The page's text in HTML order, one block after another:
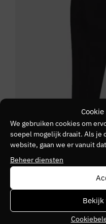
We gebruiken cookies om
soepel mogelijk draait. Als je
website, gaan we er vanuit
Beheer diensten
Bekijk
+ 3 kleuren
Antony Morato Trousers